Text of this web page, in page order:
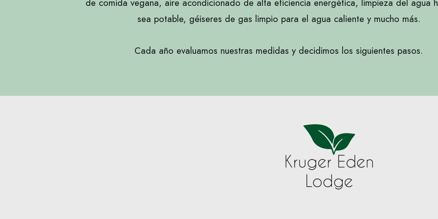
de comida vegana, aire acondicionado de alta eficiencia energética, limpieza del agua
sea potable, géiseres de gas limpio para el agua caliente y mucho más.
Cada año evaluamos nuestras medidas y decidimos los siguientes pasos.